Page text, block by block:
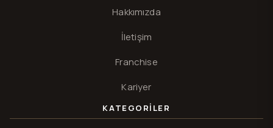
Hakkımızda
İletişim
Franchise
Kariyer
KATEGORILER